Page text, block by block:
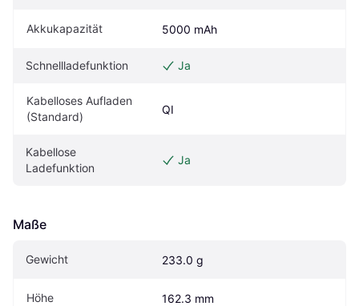
Akkukapazität 5000 mAh
Schnellladefunktion Ja
Kabelloses Aufladen
(Standard)
QI
Kabellose
Ladefunktion
Ja
Maße
Gewicht 233.0 g
Höhe 162.3 mm